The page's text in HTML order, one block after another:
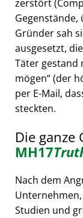
zerstört
Gegenstände,
Gründer sah
ausgesetzt,
Täter gestand
mögen (der
per E-Mail,
steckten.
Die ganze
MH17
Nach dem
Studien und